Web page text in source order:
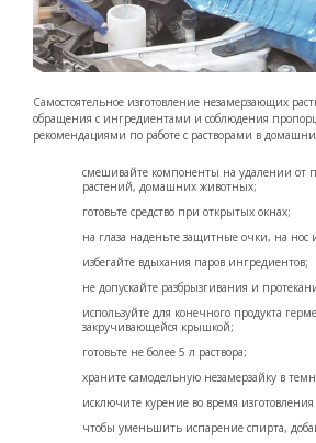
Самостоятельное изготовление незамерзающих
обращения с ингредиентами и соблюдения
рекомендациями по работе с растворами в
смешивайте компоненты на удалении от
растений, домашних животных;
готовьте средство при открытых окнах;
на глаза наденьте защитные очки, на нос
избегайте вдыхания паров ингредиентов;
не допускайте разбрызгивания и
используйте для конечного продукта
закручивающейся крышкой;
готовьте не более 5 л раствора;
храните самодельную незамерзайку в
исключите курение во время изготовления
чтобы уменьшить испарение спирта,